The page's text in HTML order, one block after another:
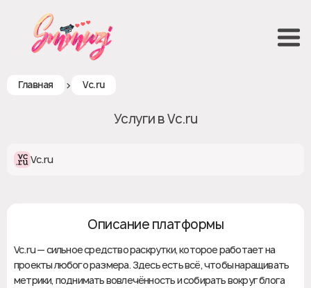
Главная > Vc.ru
Услуги в Vc.ru
Vc.ru
Описание платформы
Vc.ru — сильное средство раскрутки, которое работает на
проекты любого размера. Здесь есть всё, чтобы наращивать
метрики, поднимать вовлечённость и собирать вокруг блога